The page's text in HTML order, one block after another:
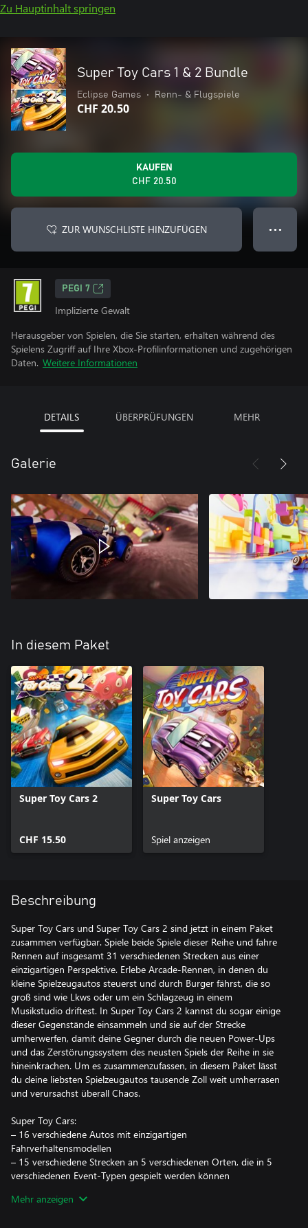
Zu Hauptinhalt springen
Super Toy Cars 1 & 2 Bundle
Eclipse Games • Renn- & Flugspiele
CHF 20.50
KAUFEN
CHF 20.50
ZUR WUNSCHLISTE HINZUFÜGEN ● ● ●
PEGI 7
Implizierte Gewalt
Herausgeber von Spielen, die Sie starten, erhalten während des
Spielens Zugriff auf Ihre Xbox-Profilinformationen und zugehörigen
Daten. Weitere Informationen
DETAILS ÜBERPRÜFUNGEN MEHR
Galerie
In diesem Paket
Super Toy Cars 2
CHF 15.50
Super Toy Cars
Spiel anzeigen
Beschreibung
Super Toy Cars und Super Toy Cars 2 sind jetzt in einem Paket
zusammen verfügbar. Spiele beide Spiele dieser Reihe und fahre
Rennen auf insgesamt 31 verschiedenen Strecken aus einer
einzigartigen Perspektive. Erlebe Arcade-Rennen, in denen du
kleine Spielzeugautos steuerst und durch Burger fährst, die so
groß sind wie Lkws oder um ein Schlagzeug in einem
Musikstudio driftest. In Super Toy Cars 2 kannst du sogar einige
dieser Gegenstände einsammeln und sie auf der Strecke
umherwerfen, damit deine Gegner durch die neuen Power-Ups
und das Zerstörungssystem des neusten Spiels der Reihe in sie
hineinkrachen. Um es zusammenzufassen, in diesem Paket lässt
du deine liebsten Spielzeugautos tausende Zoll weit umherrasen
und verursachst überall Chaos.
Super Toy Cars:
– 16 verschiedene Autos mit einzigartigen
Fahrverhaltensmodellen
– 15 verschiedene Strecken an 5 verschiedenen Orten, die in 5
verschiedenen Event-Typen gespielt werden können
– Lokaler Mehrspielermodus für bis zu 4 Spieler
Mehr anzeigen